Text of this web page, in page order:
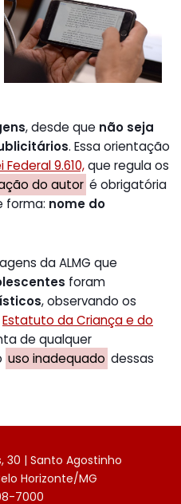
, desde que não seja
. Essa orientação
Federal 9.610,que regula os
do autor é obrigatória
forma: nome do
da ALMG que
foram
, observando os
Estatuto da Criança e do
de qualquer
uso inadequado dessas
30 | Santo Agostinho
Horizonte/MG
7000